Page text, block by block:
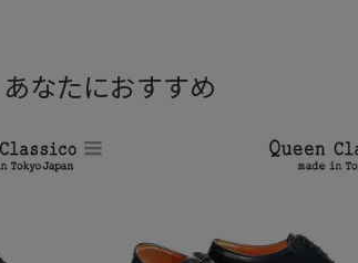
あなたにおすすめ